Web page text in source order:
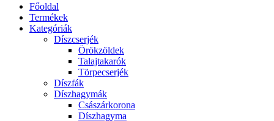
Főoldal
Termékek
Kategóriák
Díszcserjék
Örökzöldek
Talajtakarók
Törpecserjék
Díszfák
Díszhagymák
Császárkorona
Díszhagyma